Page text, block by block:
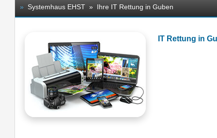
» Systemhaus EHST » Ihre IT Rettung in Guben
IT Rettung in